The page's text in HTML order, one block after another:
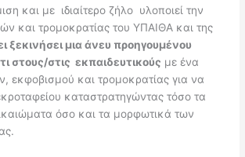
και με ιδιαίτερο ζήλο υλοποιεί την
και τρομοκρατίας του ΥΠΑΙΘΑ και της
ξεκινήσει μια άνευ προηγουμένου
στους/στις εκπαιδευτικούς με ένα
εκφοβισμού και τρομοκρατίας για να
καταστρατηγώντας τόσο τα
όσο και τα μορφωτικά των